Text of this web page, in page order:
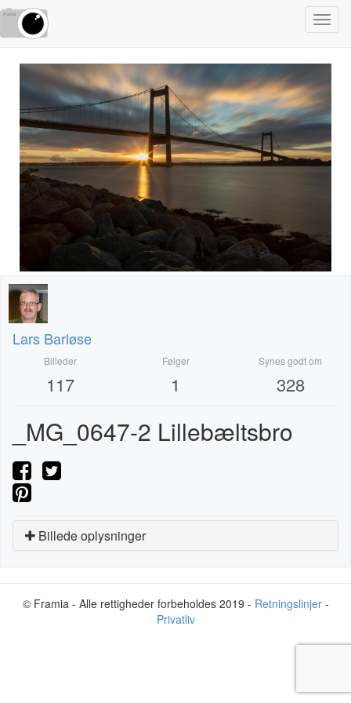
Lars Barløse
Billeder
117
Følger
1
Synes godt om
328
_MG_0647-2 Lillebæltsbro
Billede oplysninger
© Framia - Alle rettigheder forbeholdes 2019 - Retningslinjer-
Privatliv